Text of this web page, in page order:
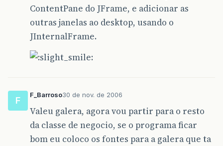
ContentPane do JFrame, e adicionar as
outras janelas ao desktop, usando o
JInternalFrame.
F
F_Barroso30 de nov. de 2006
Valeu galera, agora vou partir para o resto
da classe de negocio, se o programa ficar
bom eu coloco os fontes para a galera que ta